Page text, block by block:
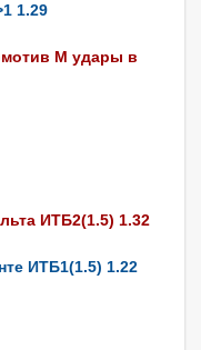
1.29
М удары в
ИТБ2(1.5) 1.32
ИТБ1(1.5) 1.22